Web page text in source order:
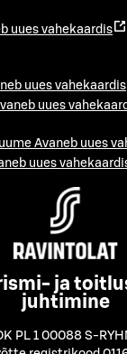
uues vahekaardis
uues vahekaardis
uues
Avaneb uues
uues
ja
juhtimine
PL 1 00088 S-